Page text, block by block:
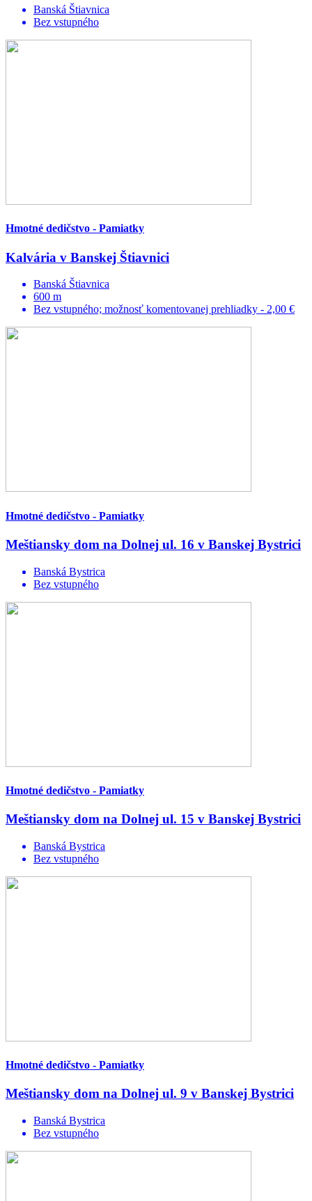
Banská Štiavnica
Bez vstupného
Hmotné dedičstvo - Pamiatky
Kalvária v Banskej Štiavnici
Banská Štiavnica
600 m
Bez vstupného; možnosť komentovanej prehliadky - 2,00 €
Hmotné dedičstvo - Pamiatky
Meštiansky dom na Dolnej ul. 16 v Banskej Bystrici
Banská Bystrica
Bez vstupného
Hmotné dedičstvo - Pamiatky
Meštiansky dom na Dolnej ul. 15 v Banskej Bystrici
Banská Bystrica
Bez vstupného
Hmotné dedičstvo - Pamiatky
Meštiansky dom na Dolnej ul. 9 v Banskej Bystrici
Banská Bystrica
Bez vstupného